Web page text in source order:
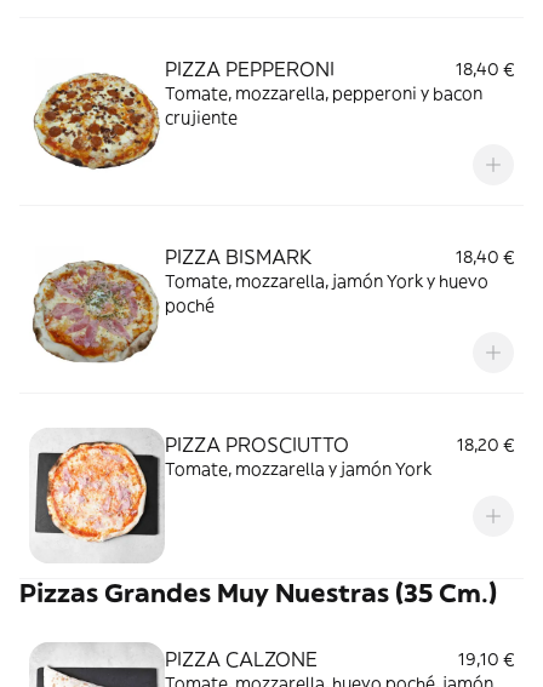
PIZZA PEPPERONI
18,40 €
Tomate, mozzarella, pepperoni y bacon
crujiente
PIZZA BISMARK
18,40 €
Tomate, mozzarella, jamón York y huevo
poché
PIZZA PROSCIUTTO
18,20 €
Tomate, mozzarella y jamón York
Pizzas Grandes Muy Nuestras (35 Cm.)
PIZZA CALZONE
19,10 €